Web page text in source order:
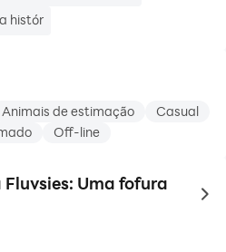
histór
Animais de estimação
Casual
Off-line
Uma fofura
to